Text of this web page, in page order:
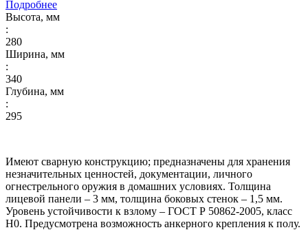
Подробнее
Высота, мм
:
280
Ширина, мм
:
340
Глубина, мм
:
295
Имеют сварную конструкцию; предназначены для хранения
незначительных ценностей, документации, личного
огнестрельного оружия в домашних условиях. Толщина
лицевой панели – 3 мм, толщина боковых стенок – 1,5 мм.
Уровень устойчивости к взлому – ГОСТ Р 50862-2005, класс
Н0. Предусмотрена возможность анкерного крепления к полу.